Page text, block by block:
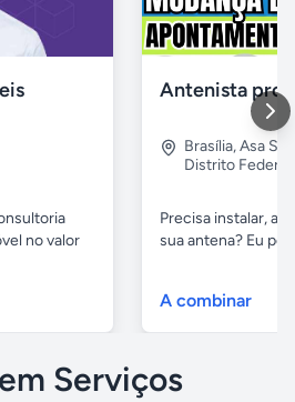
no valor
Brasília,Asa Sul
Distrito Federal
Precisa instalar,
sua antena? Eu
A combinar
Serviços